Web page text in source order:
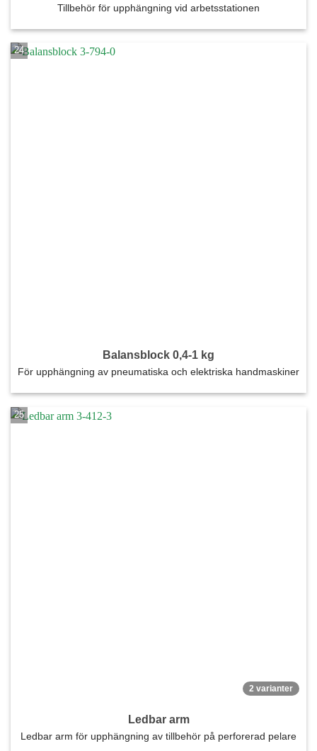
Tillbehör för upphängning vid arbetsstationen
Balansblock 0,4-1 kg
För upphängning av pneumatiska och elektriska handmaskiner
2 varianter
Ledbar arm
Ledbar arm för upphängning av tillbehör på perforerad pelare